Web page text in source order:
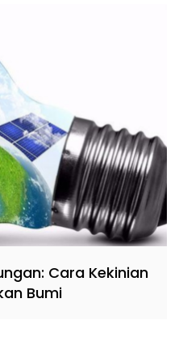
Cara Kekinian
Bumi